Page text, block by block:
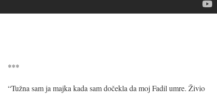
***
“Tužna sam ja majka kada sam dočekla da moj Fadil umre. Živio